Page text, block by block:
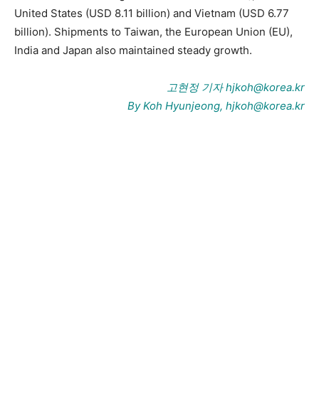
United States (USD 8.11 billion) and Vietnam (USD 6.77
billion). Shipments to Taiwan, the European Union (EU),
India and Japan also maintained steady growth.
고현정 기자 hjkoh@korea.kr
By Koh Hyunjeong, hjkoh@korea.kr